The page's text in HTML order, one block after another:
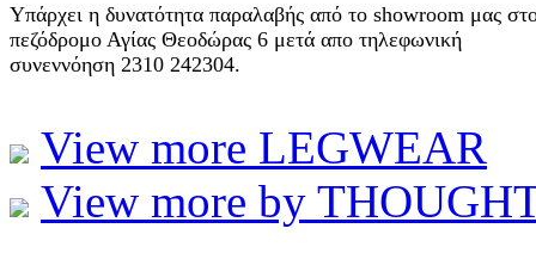
Υπάρχει η δυνατότητα παραλαβής από το showroom μας
πεζόδρομο Αγίας Θεοδώρας 6 μετά απο τηλεφωνική
συνεννόηση 2310 242304.
View more LEGWEAR
View more by